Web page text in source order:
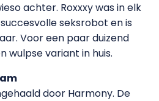
achter. Roxxxy was in elk
seksrobot en is
Voor een paar duizend
wulpse variant in huis.
door Harmony. De